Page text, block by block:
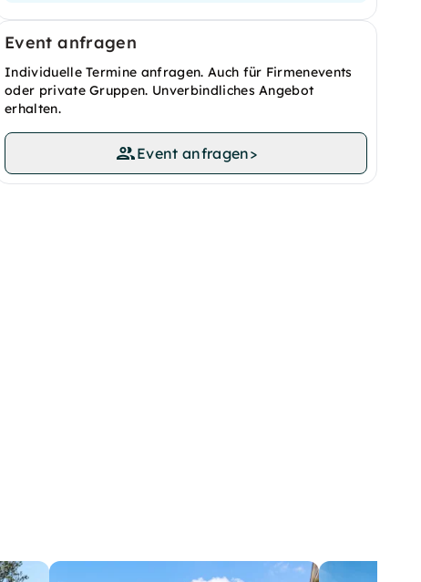
Event anfragen
Individuelle Termine anfragen. Auch für Firmenevents
oder private Gruppen. Unverbindliches Angebot
erhalten.
Event anfragen>